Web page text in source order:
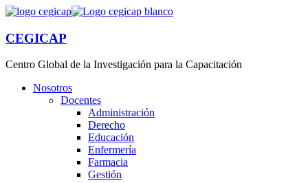
CEGICAP
Centro Global de la Investigación para la Capacitación
Nosotros
Docentes
Administración
Derecho
Educación
Enfermería
Farmacia
Gestión